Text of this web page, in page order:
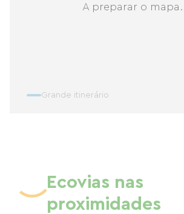
A preparar o mapa...
Grande itinerário
Ecovias nas
proximidades